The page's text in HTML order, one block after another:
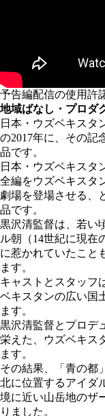
予告編配信の使用許
地域ばなし・プロダ
日本・ウズベキスタ
の2017年に、その記
品です。
日本・ウズベキスタ
全編をウズベキスタ
劇場を登場させる、
品です。
黒沢清監督は、若い
ル朝（14世紀に現在
に惹かれていたこと
ます。
キャストとスタッフ
ベキスタンの広い国
ます。
黒沢清監督とプロデ
栄えた、ウズベキス
ます。
その結果、「青の都
北に位置するアイダ
境に近い山岳地のザ
りました。